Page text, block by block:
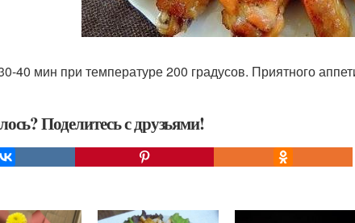
40 мин при температуре 200 градусов. Приятного
Поделитесь с друзьями!